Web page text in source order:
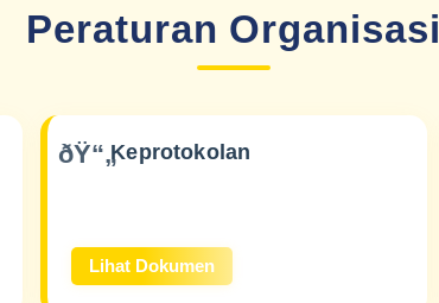
Peraturan Organisasi
Keprotokolan
Lihat Dokumen